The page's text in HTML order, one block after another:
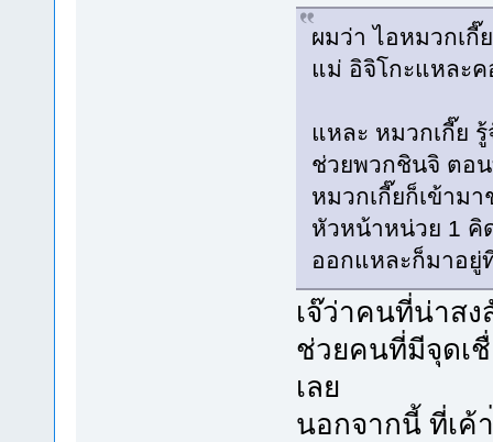
ผมว่า ไอหมวกเกี๊
แม่ อิจิโกะแหละ
แหละ หมวกเกี๊ย
ช่วยพวกชินจิ ตอ
หมวกเกี๊ยก็เข้าม
หัวหน้าหน่วย 1 คิ
ออกแหละก็มาอยู่
เจ๊ว่าคนที่น่าสง
ช่วยคนที่มีจุดเ
เลย
นอกจากนี้ ที่เค้